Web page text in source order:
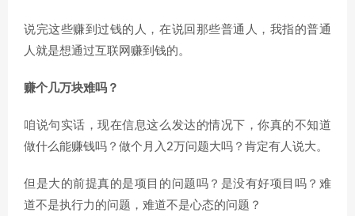
说完这些赚到过钱的人，在说回那些普通人，我指的普通
人就是想通过互联网赚到钱的。
赚个几万块难吗？
咱说句实话，现在信息这么发达的情况下，你真的不知道
做什么能赚钱吗？做个月入2万问题大吗？肯定有人说大。
但是大的前提真的是项目的问题吗？是没有好项目吗？难
道不是执行力的问题，难道不是心态的问题？